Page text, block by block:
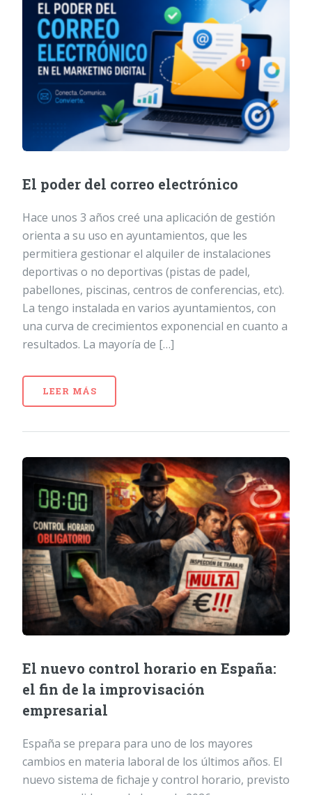
El poder del correo electrónico
Hace unos 3 años creé una aplicación de gestión
orienta a su uso en ayuntamientos, que les
permitiera gestionar el alquiler de instalaciones
deportivas o no deportivas (pistas de padel,
pabellones, piscinas, centros de conferencias, etc).
La tengo instalada en varios ayuntamientos, con
una curva de crecimientos exponencial en cuanto a
resultados. La mayoría de […]
LEER MÁS
El nuevo control horario en España:
el fin de la improvisación
empresarial
España se prepara para uno de los mayores
cambios en materia laboral de los últimos años. El
nuevo sistema de fichaje y control horario, previsto